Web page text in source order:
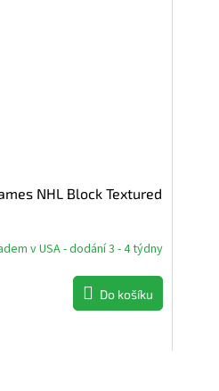
NHL Block Textured
v USA - dodání 3 - 4 týdny
Do košíku